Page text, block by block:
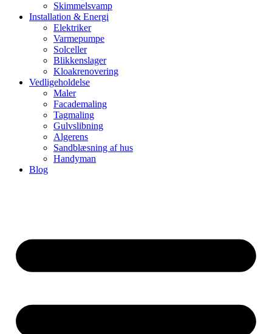
Skimmelsvamp
Installation & Energi
Elektriker
Varmepumpe
Solceller
Blikkenslager
Kloakrenovering
Vedligeholdelse
Maler
Facademaling
Tagmaling
Gulvslibning
Algerens
Sandblæsning af hus
Handyman
Blog